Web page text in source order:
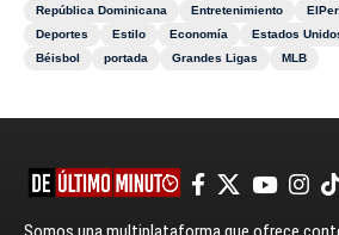
República Dominicana
Entretenimiento
Deportes
Estilo Economía Estados
Béisbol
portada Grandes Ligas MLB